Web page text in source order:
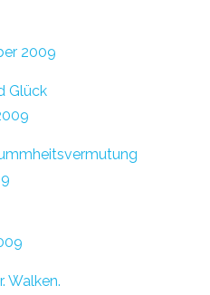
2009
Glück
Walken.